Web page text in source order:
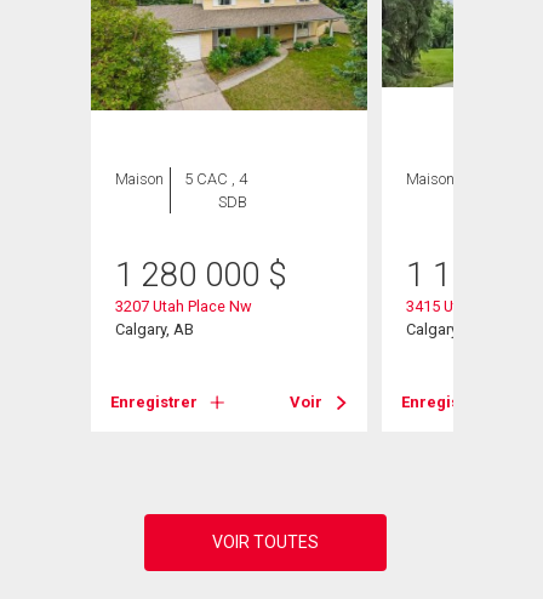
Maison
5 CAC , 4
SDB
1 280 000 $
3207 Utah Place Nw
Calgary, AB
Enregistrer Voir
Maison
1 100
3415 Utah
Calgary, AB
Enregistrer